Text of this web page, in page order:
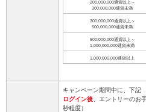
200,000,000通貨以上～
300,000,000通貨未満
300,000,000通貨以上～
500,000,000通貨未満
500,000,000通貨以上～
1,000,000,000通貨未満
1,000,000,000通貨以上
キャンペーン期間中に、下記
ログイン後 、エントリーのお
秒程度）